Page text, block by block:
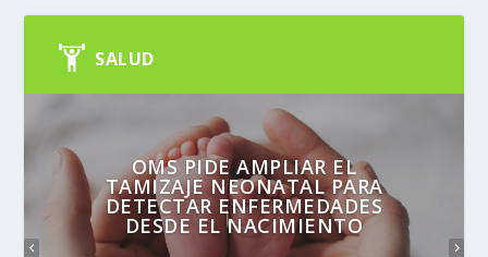
SALUD
OMS PIDE AMPLIAR EL
TAMIZAJE NEONATAL PARA
DETECTAR ENFERMEDADES
DESDE EL NACIMIENTO